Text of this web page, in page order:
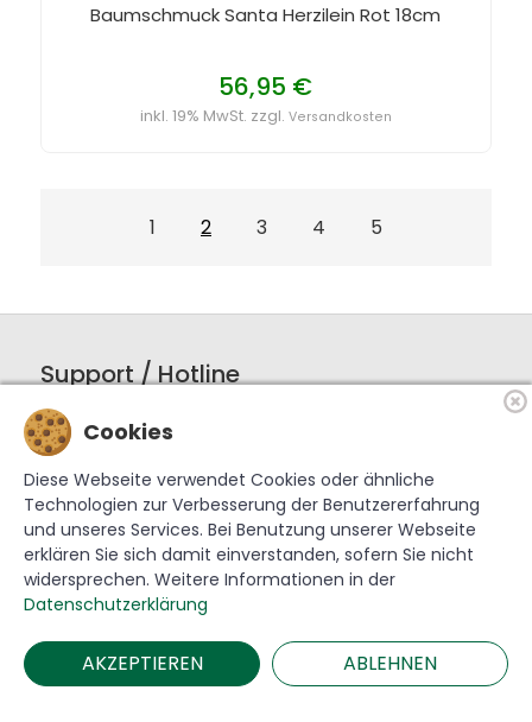
Baumschmuck Santa Herzilein Rot 18cm
56,95 €
inkl. 19% MwSt. zzgl. Versandkosten
1 2 3 4 5
Support / Hotline
+49 36702 288-0
service@krebslauscha.de
Krebs Glas Lauscha GmbH
Am Park 1
98724 Lauscha
Informationen
Barrierefreiheit
Impressum
Cookies
Diese Webseite verwendet Cookies oder ähnliche
Technologien zur Verbesserung der Benutzererfahrung
und unseres Services. Bei Benutzung unserer Webseite
erklären Sie sich damit einverstanden, sofern Sie nicht
widersprechen. Weitere Informationen in der
Datenschutzerklärung
AKZEPTIEREN ABLEHNEN